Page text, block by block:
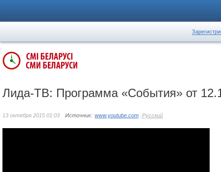
Лида-ТВ: Программа «События» от
13 октября 2015 01:03 Источник: www.youtube.com Русский